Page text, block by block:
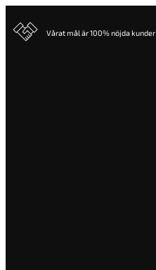
Vårat mål är 100% nöjda kunder